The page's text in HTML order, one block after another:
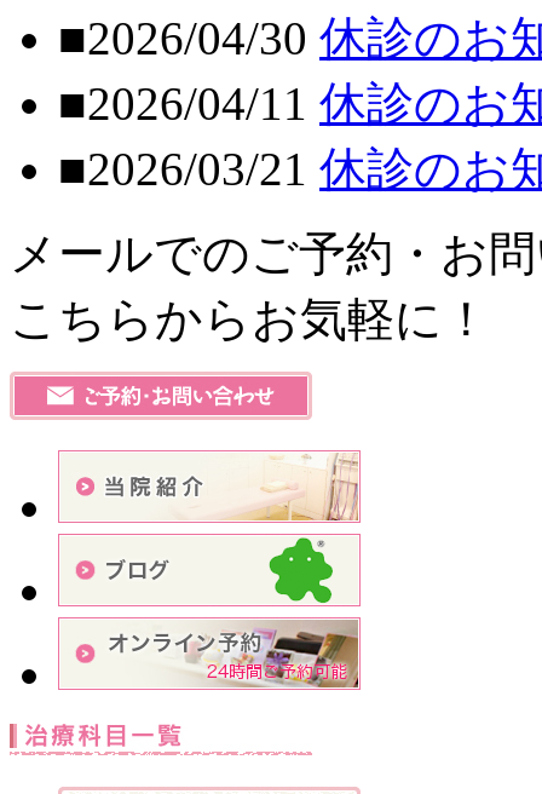
■2026/04/30 休診のお
■2026/04/11 休診のお
■2026/03/21 休診のお
メールでのご予約・お
こちらからお気軽に！